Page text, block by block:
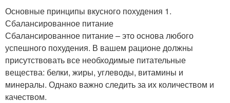
Основные принципы вкусного похудения 1.
Сбалансированное питание
Сбалансированное питание – это основа любого
успешного похудения. В вашем рационе должны
присутствовать все необходимые питательные
вещества: белки, жиры, углеводы, витамины и
минералы. Однако важно следить за их количеством и
качеством.